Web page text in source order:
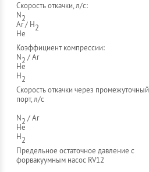
Скорость откачки, л/с:
N2
Ar / H2
He
Коэффициент компрессии:
N2/ Ar
He
H2
Скорость откачки через промежуточный
порт, л/с
N2/ Ar
He
H2
Предельное остаточное давление с
форвакуумным насос RV12